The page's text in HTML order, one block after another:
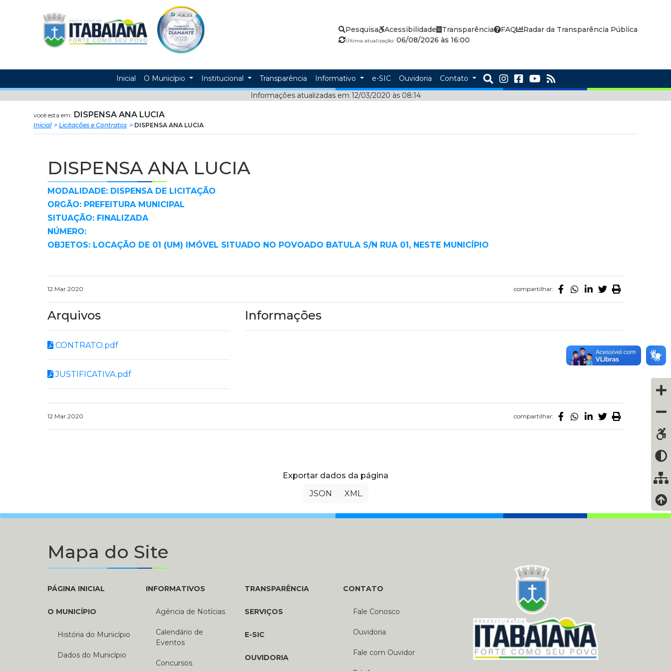
Prefeitura
Municipal
Itabaiana
Pesquisa Acessibilidade Transparência FAQ Radar da Transparência Pública
Última atualização:06/08/2026 às 16:00
Inicial O Município Institucional Transparência Informativo e-SIC Ouvidoria
Contato
Informações atualizadas em 12/03/2020 às 08:14
você esta em: DISPENSA ANA LUCIA
Inicial Licitações e Contratos DISPENSA ANA LUCIA
DISPENSA ANA LUCIA
MODALIDADE: DISPENSA DE LICITAÇÃO
ORGÃO: PREFEITURA MUNICIPAL
SITUAÇÃO: FINALIZADA
NÚMERO:
OBJETOS: LOCAÇÃO DE 01 (UM) IMÓVEL SITUADO NO POVOADO BATULA S/N RUA 01, NESTE MUNICÍPIO
12.Mar.2020 compartilhar:
Arquivos
CONTRATO.pdf
JUSTIFICATIVA.pdf
Informações
12.Mar.2020 compartilhar:
Exportar dados da página
JSON
XML
Mapa do Site
PÁGINA INICIAL
O MUNICÍPIO
História do Município
Dados do Município
INFORMATIVOS
Agência de Notícias
Calendário de
Eventos
Concursos
TRANSPARÊNCIA
SERVIÇOS
E-SIC
OUVIDORIA
CONTATO
Fale Conosco
Ouvidoria
Fale com Ouvidor